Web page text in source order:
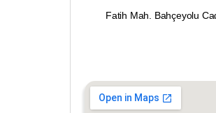
Fatih Mah. Bahçeyolu